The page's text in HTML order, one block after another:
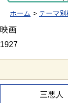
ホーム テーマ
映画
1927
三悪人